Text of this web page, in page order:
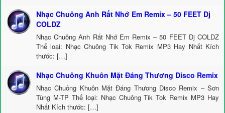
Nhạc Chuông Anh Rất Nhớ Em Remix – 50 FEET Dj
COLDZ
Nhạc Chuông Anh Rất Nhớ Em Remix – 50 FEET Dj COLDZ
Thể loại: Nhạc Chuông Tik Tok Remix MP3 Hay Nhất Kích
thước: […]
Nhạc Chuông Khuôn Mặt Đáng Thương Disco Remix
Nhạc Chuông Khuôn Mặt Đáng Thương Disco Remix – Sơn
Tùng M-TP Thể loại: Nhạc Chuông Tik Tok Remix MP3 Hay
Nhất Kích thước: […]